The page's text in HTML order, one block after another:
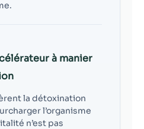
à manier
la détoxination
l’organisme
n’est pas